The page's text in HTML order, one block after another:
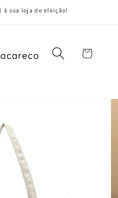
à sua loja de eleição!
Carrinho